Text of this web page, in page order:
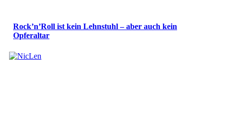
Rock’n’Roll ist kein Lehnstuhl – aber auch kein
Opferaltar